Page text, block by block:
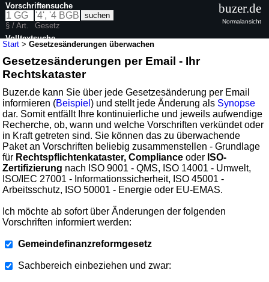
Start >Gesetzesänderungen überwachen
Gesetzesänderungen per Email - Ihr
Rechtskataster
Buzer.de kann Sie über jede Gesetzesänderung per Email
informieren (Beispiel) und stellt jede Änderung als Synopse
dar. Somit entfällt Ihre kontinuierliche und jeweils aufwendige
Recherche, ob, wann und welche Vorschriften verkündet oder
in Kraft getreten sind. Sie können das zu überwachende
Paket an Vorschriften beliebig zusammenstellen - Grundlage
für Rechtspflichtenkataster, Compliance oder ISO-
Zertifizierung nach ISO 9001 - QMS, ISO 14001 - Umwelt,
ISO/IEC 27001 - Informationssicherheit, ISO 45001 -
Arbeitsschutz, ISO 50001 - Energie oder EU-EMAS.
Ich möchte ab sofort über Änderungen der folgenden
Vorschriften informiert werden:
Gemeindefinanzreformgesetz
Sachbereich einbeziehen und zwar:
Vorschriftensuche
§ / Art.
Gesetz
Volltextsuche
buzer.de
Normalansicht